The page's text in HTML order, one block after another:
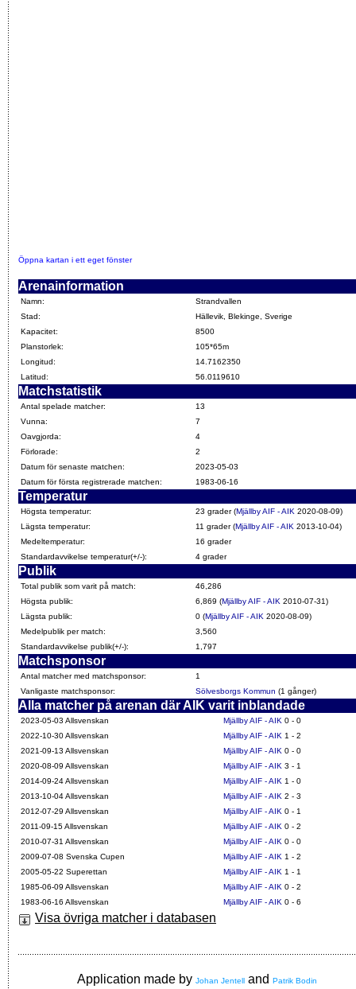
Öppna kartan i ett eget fönster
Arenainformation
Namn:
Strandvallen
Stad:
Hällevik, Blekinge, Sverige
Kapacitet:
8500
Planstorlek:
105*65m
Longitud:
14.7162350
Latitud:
56.0119610
Matchstatistik
Antal spelade matcher:
13
Vunna:
7
Oavgjorda:
4
Förlorade:
2
Datum för senaste matchen:
2023-05-03
Datum för första registrerade matchen:
1983-06-16
Temperatur
Högsta temperatur: 23 grader (Mjällby AIF - AIK 2020-08-09)
Lägsta temperatur:
11 grader (Mjällby AIF - AIK 2013-10-04)
Medeltemperatur:
16 grader
Standardavvikelse temperatur(+/-):
4 grader
Publik
Total publik som varit på match:
46,286
Högsta publik:
6,869 (Mjällby AIF - AIK 2010-07-31)
Lägsta publik:
0 (Mjällby AIF - AIK 2020-08-09)
Medelpublik per match:
3,560
Standardavvikelse publik(+/-):
1,797
Matchsponsor
Antal matcher med matchsponsor:
1
Vanligaste matchsponsor:
Sölvesborgs Kommun (1 gånger)
Alla matcher på arenan där AIK varit inblandade
2023-05-03 Allsvenskan Mjällby AIF - AIK 0 - 0
2022-10-30 Allsvenskan
Mjällby AIF - AIK 1 - 2
2021-09-13 Allsvenskan
Mjällby AIF - AIK 0 - 0
2020-08-09 Allsvenskan
Mjällby AIF - AIK 3 - 1
2014-09-24 Allsvenskan
Mjällby AIF - AIK 1 - 0
2013-10-04 Allsvenskan
Mjällby AIF - AIK 2 - 3
2012-07-29 Allsvenskan
Mjällby AIF - AIK 0 - 1
2011-09-15 Allsvenskan
Mjällby AIF - AIK 0 - 2
2010-07-31 Allsvenskan
Mjällby AIF - AIK 0 - 0
2009-07-08 Svenska Cupen
Mjällby AIF - AIK 1 - 2
2005-05-22 Superettan
Mjällby AIF - AIK 1 - 1
1985-06-09 Allsvenskan
Mjällby AIF - AIK 0 - 2
1983-06-16 Allsvenskan
Mjällby AIF - AIK 0 - 6
Visa övriga matcher i databasen
Application made by Johan Jentell and Patrik Bodin